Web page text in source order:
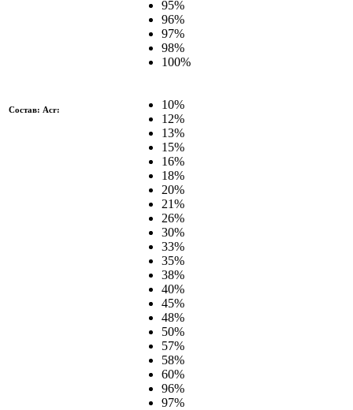
95%
96%
97%
98%
100%
Состав: Acr:
10%
12%
13%
15%
16%
18%
20%
21%
26%
30%
33%
35%
38%
40%
45%
48%
50%
57%
58%
60%
96%
97%